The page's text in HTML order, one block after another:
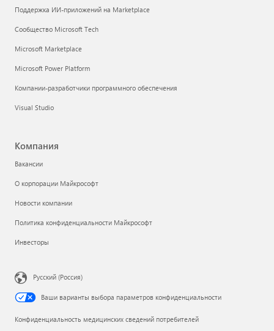
Поддержка ИИ-приложений на Marketplace
Сообщество Microsoft Tech
Microsoft Marketplace
Microsoft Power Platform
Компании-разработчики программного обеспечения
Visual Studio
Компания
Вакансии
О корпорации Майкрософт
Новости компании
Политика конфиденциальности Майкрософт
Инвесторы
Русский (Россия)
Ваши варианты выбора параметров конфиденциальности
Конфиденциальность медицинских сведений потребителей